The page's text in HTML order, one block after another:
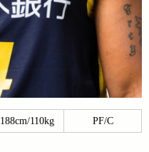
188cm/110kg PF/C